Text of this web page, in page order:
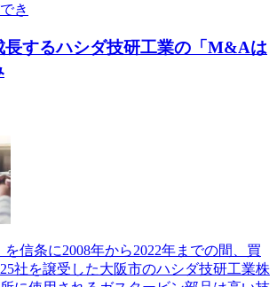
き
長するハシダ技研工業の「M&Aは
を信条に2008年から2022年までの間、買
社を譲受した大阪市のハシダ技研工業株